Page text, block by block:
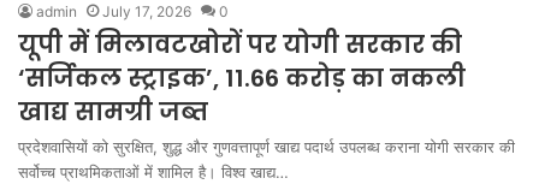
admin July 17, 2026 0
यूपी में मिलावटखोरों पर योगी सरकार की
‘सर्जिकल स्ट्राइक’, 11.66 करोड़ का नकली
खाद्य सामग्री जब्त
प्रदेशवासियों को सुरक्षित, शुद्ध और गुणवत्तापूर्ण खाद्य पदार्थ उपलब्ध कराना योगी सरकार की
सर्वोच्च प्राथमिकताओं में शामिल है। विश्व खाद्य…